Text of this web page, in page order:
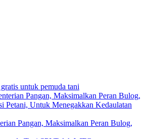
untuk pemuda tani
Pangan, Maksimalkan Peran Bulog,